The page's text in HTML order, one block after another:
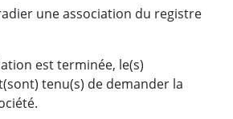
une association du registre
est terminée, le(s)
tenu(s) de demander la